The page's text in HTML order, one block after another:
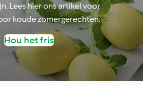
Lees hier ons artikel voor
koude zomergerechten.
Hou het fris